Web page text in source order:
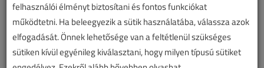
Horváth Áron
felhasználói élményt biztosítani és fontos funkciókat
működtetni. Ha beleegyezik a sütik használatába, válassza azok
elfogadását. Önnek lehetősége van a feltétlenül szükséges
sütiken kívül egyénileg kiválasztani, hogy milyen típusú sütiket